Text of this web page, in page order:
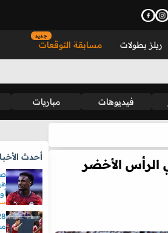
ريلز بطولات مسابقة التوقعات
جديد
فيديوهات مباريات
الأخضر
أحدث
منذ 34